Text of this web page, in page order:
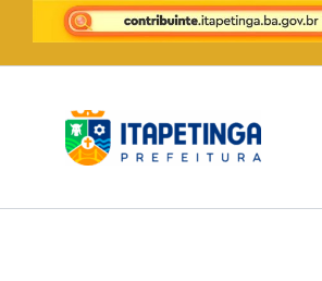
para
conteúdo